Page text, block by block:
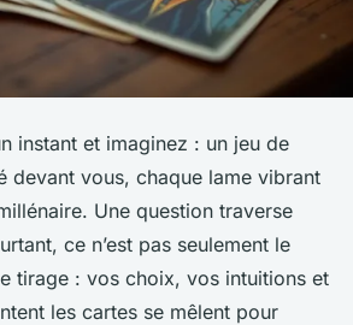
instant et imaginez : un jeu de
devant vous, chaque lame vibrant
Une question traverse
ce n’est pas seulement le
tirage : vos choix, vos intuitions et
les cartes se mêlent pour